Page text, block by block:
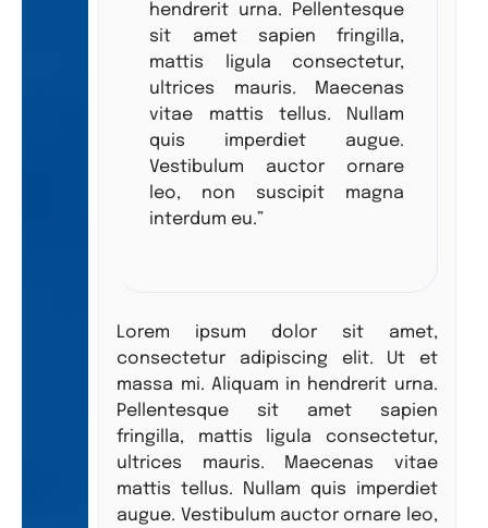
hendrerit urna. Pellentesque
sit amet sapien fringilla,
mattis ligula consectetur,
ultrices mauris. Maecenas
vitae mattis tellus. Nullam
quis imperdiet augue.
Vestibulum auctor ornare
leo, non suscipit magna
interdum eu.”
Lorem ipsum dolor sit amet,
consectetur adipiscing elit. Ut et
massa mi. Aliquam in hendrerit urna.
Pellentesque sit amet sapien
fringilla, mattis ligula consectetur,
ultrices mauris. Maecenas vitae
mattis tellus. Nullam quis imperdiet
augue. Vestibulum auctor ornare leo,